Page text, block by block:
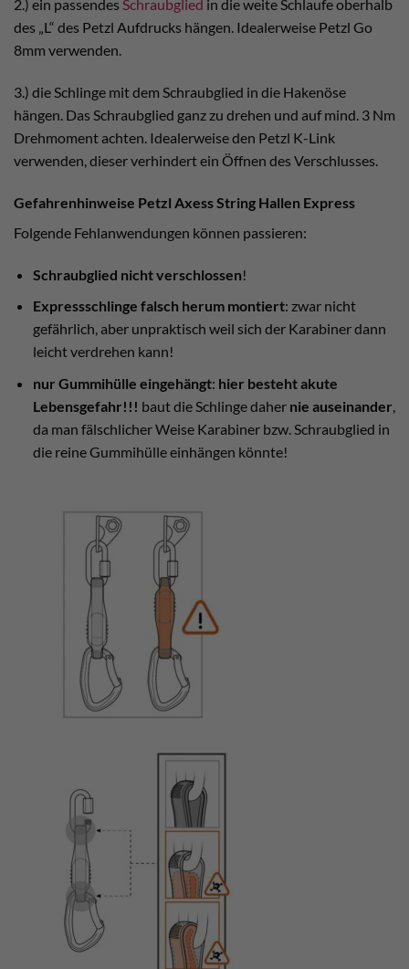
2.) ein passendes Schraubglied in die weite Schlaufe oberhalb
des „L“ des Petzl Aufdrucks hängen. Idealerweise Petzl Go
8mm verwenden.
3.) die Schlinge mit dem Schraubglied in die Hakenöse
hängen. Das Schraubglied ganz zu drehen und auf mind. 3 Nm
Drehmoment achten. Idealerweise den Petzl K-Link
verwenden, dieser verhindert ein Öffnen des Verschlusses.
Gefahrenhinweise Petzl Axess String Hallen Express
Folgende Fehlanwendungen können passieren:
Schraubglied nicht verschlossen!
Expressschlinge falsch herum montiert: zwar nicht
gefährlich, aber unpraktisch weil sich der Karabiner dann
leicht verdrehen kann!
nur Gummihülle eingehängt: hier besteht akute
Lebensgefahr!!! baut die Schlinge daher nie auseinander
da man fälschlicher Weise Karabiner bzw. Schraubglied in
die reine Gummihülle einhängen könnte!